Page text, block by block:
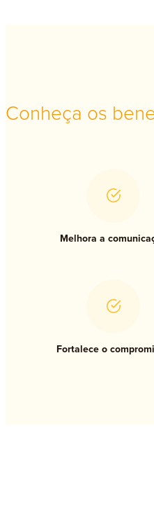
Conheça os
Melhora a
Fortalece o